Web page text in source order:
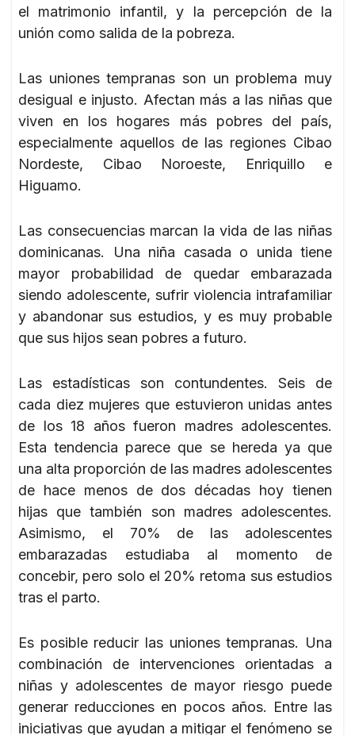
el matrimonio infantil, y la percepción de la
unión como salida de la pobreza.
Las uniones tempranas son un problema muy
desigual e injusto. Afectan más a las niñas que
viven en los hogares más pobres del país,
especialmente aquellos de las regiones Cibao
Nordeste, Cibao Noroeste, Enriquillo e
Higuamo.
Las consecuencias marcan la vida de las niñas
dominicanas. Una niña casada o unida tiene
mayor probabilidad de quedar embarazada
siendo adolescente, sufrir violencia intrafamiliar
y abandonar sus estudios, y es muy probable
que sus hijos sean pobres a futuro.
Las estadísticas son contundentes. Seis de
cada diez mujeres que estuvieron unidas antes
de los 18 años fueron madres adolescentes.
Esta tendencia parece que se hereda ya que
una alta proporción de las madres adolescentes
de hace menos de dos décadas hoy tienen
hijas que también son madres adolescentes.
Asimismo, el 70% de las adolescentes
embarazadas estudiaba al momento de
concebir, pero solo el 20% retoma sus estudios
tras el parto.
Es posible reducir las uniones tempranas. Una
combinación de intervenciones orientadas a
niñas y adolescentes de mayor riesgo puede
generar reducciones en pocos años. Entre las
iniciativas que ayudan a mitigar el fenómeno se